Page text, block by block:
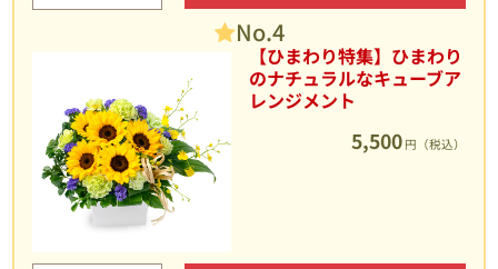
No.4
【ひまわり特集】ひまわり
のナチュラルなキューブア
レンジメント
5,500 円（税込）